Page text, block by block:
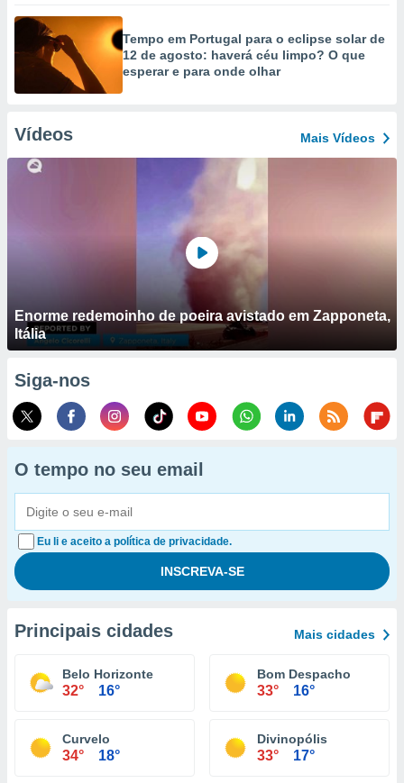
Tempo em Portugal para o eclipse solar de
12 de agosto: haverá céu limpo? O que
esperar e para onde olhar
Vídeos Mais Vídeos
Enorme redemoinho de poeira avistado em Zapponeta,
Itália
Siga-nos
O tempo no seu email
Eu li e aceito a política de privacidade.
Principais cidades Mais cidades
Belo Horizonte
32° 16°
Bom Despacho
33° 16°
Curvelo
34° 18°
Divinopólis
33° 17°